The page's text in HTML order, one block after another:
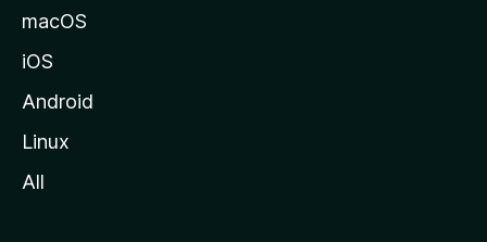
o
z
l
macOS
iOS
Android
Linux
All